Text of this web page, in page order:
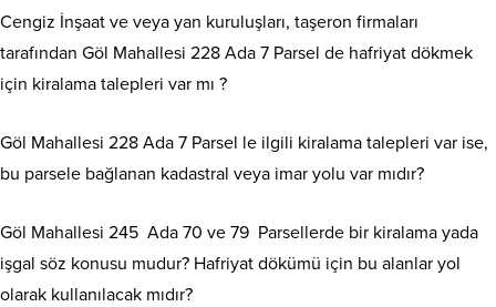
Cengiz İnşaat ve veya yan kuruluşları, taşeron firmaları
tarafından Göl Mahallesi 228 Ada 7 Parsel de hafriyat dökmek
için kiralama talepleri var mı ?
Göl Mahallesi 228 Ada 7 Parsel le ilgili kiralama talepleri var ise,
bu parsele bağlanan kadastral veya imar yolu var mıdır?
Göl Mahallesi 245 Ada 70 ve 79 Parsellerde bir kiralama yada
işgal söz konusu mudur? Hafriyat dökümü için bu alanlar yol
olarak kullanılacak mıdır?